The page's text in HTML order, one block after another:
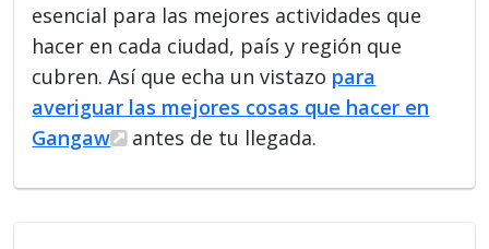
esencial para las mejores actividades que
hacer en cada ciudad, país y región que
cubren. Así que echa un vistazo para
averiguar las mejores cosas que hacer en
Gangaw
antes de tu llegada.